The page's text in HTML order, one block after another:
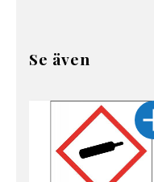
Se även